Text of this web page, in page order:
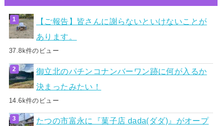
【ご報告】皆さんに謝らないといけないことが
あります。
37.8k件のビュー
御立北のパチンコナンバーワン跡に何が入るか
決まったみたい！
14.6k件のビュー
たつの市富永に『菓子店 dada(ダダ)』がオープ